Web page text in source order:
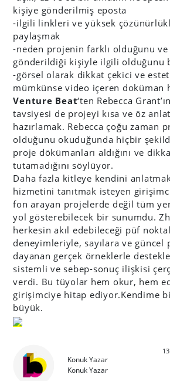
kişiye gönderilmiş eposta
-ilgili linkleri ve yüksek
paylaşmak
-neden projenin farklı olduğunu ve
gönderildiği kişiyle ilgili olduğunu
-görsel olarak dikkat çekici ve
mümkünse video içeren doküman
Venture Beat‘ten Rebecca
tavsiyesi de projeyi kısa ve öz
hazırlamak. Rebecca çoğu zaman
olduğunu okuduğunda hiçbir
proje dökümanları aldığını ve
tutamadığını söylüyor.
Daha fazla kitleye kendini
hizmetini tanıtmak isteyen
fon arayan projelerde değil tüm
yol gösterebilecek bir sunumdu.
herkesin akıl edebileceği püf
deneyimleriyle, sayılara ve
dayanan gerçek örneklerle
sistemli ve sebep-sonuç ilişkisi
verdi. Bu tüyolar hem okur, hem
girişimciye hitap ediyor.Kendime
büyük.
Konuk Yazar
Konuk Yazar